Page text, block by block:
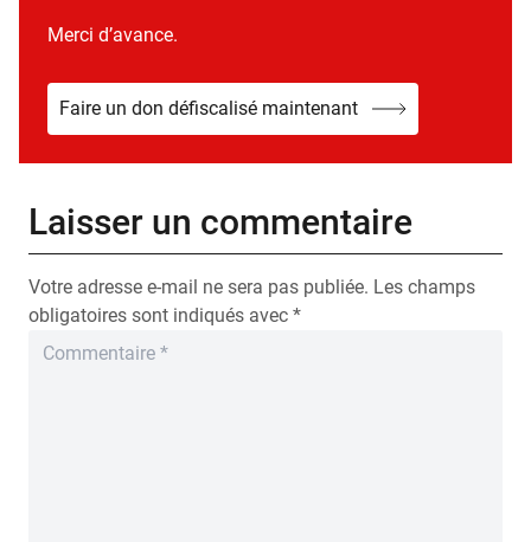
Merci d’avance.
Faire un don défiscalisé maintenant
Laisser un commentaire
Votre adresse e-mail ne sera pas publiée. Les champs
obligatoires sont indiqués avec *